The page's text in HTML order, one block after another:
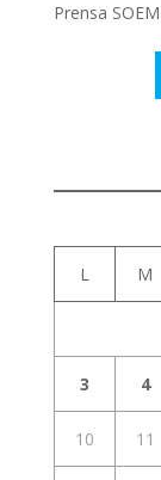
Prensa SOEM
L M
3 4
10 11